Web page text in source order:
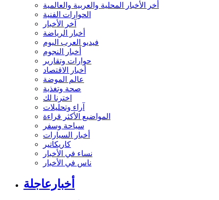
أخر الأخبار المحلية والعربية والعالمية
الحوارات الفنية
آخر الأخبار
أخبار الرياضة
فيديو العرب اليوم
أخبار النجوم
حوارات وتقارير
أخبار الاقتصاد
عالم الموضة
صحة وتغذية
اخترنا لك
آراء وتحليلات
المواضيع الأكثر قراءة
سياحة وسفر
أخبار السيارات
كاريكاتير
نساء في الأخبار
ناس في الأخبار
أخبارعاجلة